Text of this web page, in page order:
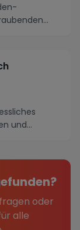
und
oder
alle